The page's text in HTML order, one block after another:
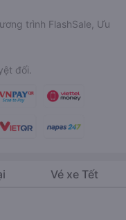
trình FlashSale, Ưu
đối.
Vé xe Tết